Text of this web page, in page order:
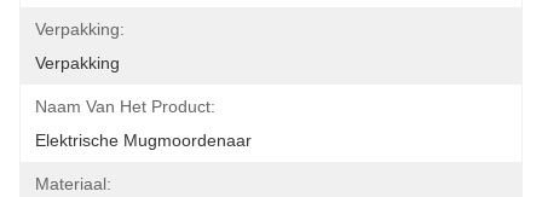
Verpakking:
Verpakking
Naam Van Het Product:
Elektrische Mugmoordenaar
Materiaal: